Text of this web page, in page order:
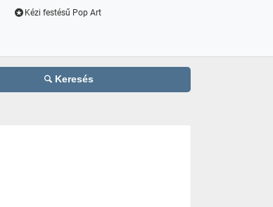
Kézi festésű Pop Art
Keresés